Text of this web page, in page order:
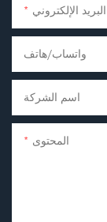
البريد الإلكتروني
واتساب/هاتف
اسم الشركة
المحتوى